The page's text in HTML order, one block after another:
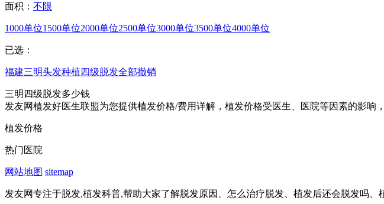
面积： 不限
1000单位1500单位2000单位2500单位3000单位3500单位4000单位
已选：
福建三明头发种植 四级脱发全部撤销
三明四级脱发多少钱
发友网植发好医生联盟为您提供植发价格/费用详解，植发价格受医生、医院等因素的影
植发价格
热门医院
网站地图 sitemap
发友网专注于脱发,植发科普,帮助大家了解脱发原因、怎么治疗脱发、植发后还会脱发吗